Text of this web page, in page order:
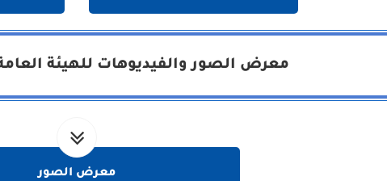
معرض الصور والفيديوهات للهيئة
معرض الصور